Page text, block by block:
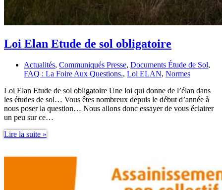
Loi Elan Etude de sol obligatoire
Actualités, Communiqués Presse, Documents Étude de Sol,
FAQ : La Foire Aux Questions., Loi ELAN, Normes
Loi Elan Etude de sol obligatoire Une loi qui donne de l’élan dans
les études de sol… Vous êtes nombreux depuis le début d’année à
nous poser la question… Nous allons donc essayer de vous éclairer
un peu sur ce…
Lire la suite »
obligatoire